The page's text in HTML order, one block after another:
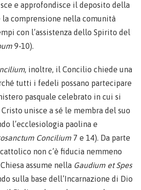
e approfondisce il deposito della
la comprensione nella comunità
con l’assistenza dello Spirito del
9-10).
, inoltre, il Concilio chiede una
tutti i fedeli possano partecipare
pasquale celebrato in cui si
unisce a sé le membra del suo
l’ecclesiologia paolina e
Concilium 7 e 14). Da parte
non c’è fiducia nemmeno
assume nella Gaudium et Spes
sulla base dell’Incarnazione di Dio